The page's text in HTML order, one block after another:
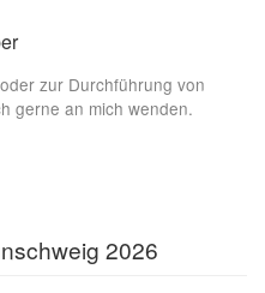
zur Durchführung von
gerne an mich wenden.
2026